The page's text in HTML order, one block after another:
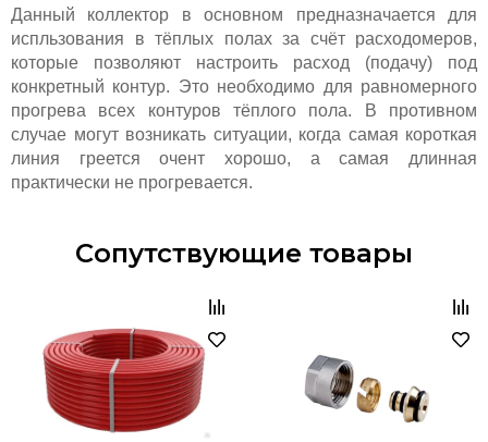
Данный коллектор в основном предназначается для
испльзования в тёплых полах за счёт расходомеров,
которые позволяют настроить расход (подачу) под
конкретный контур. Это необходимо для равномерного
прогрева всех контуров тёплого пола. В противном
случае могут возникать ситуации, когда самая короткая
линия греется очент хорошо, а самая длинная
практически не прогревается.
Сопутствующие товары